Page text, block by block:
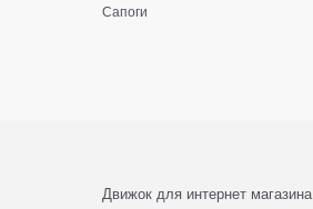
Сапоги
Движок для интернет магазина